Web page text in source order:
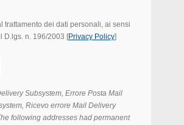
trattamento dei dati personali, ai sensi
D.lgs. n. 196/2003 [Privacy Policy]
Subsystem, Errore Posta Mail
Ricevo errore Mail Delivery
following addresses had permanent